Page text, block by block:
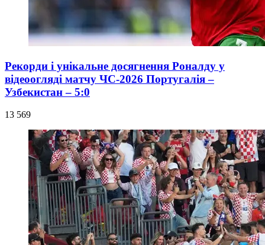
Рекорди і унікальне досягнення Роналду у
відеоогляді матчу ЧС-2026 Португалія –
Узбекистан – 5:0
13 569